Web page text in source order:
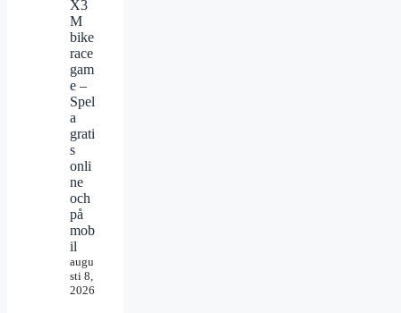
X3
M
bike
race
gam
e –
Spel
a
grati
s
onli
ne
och
på
mob
il
augu
sti 8,
2026